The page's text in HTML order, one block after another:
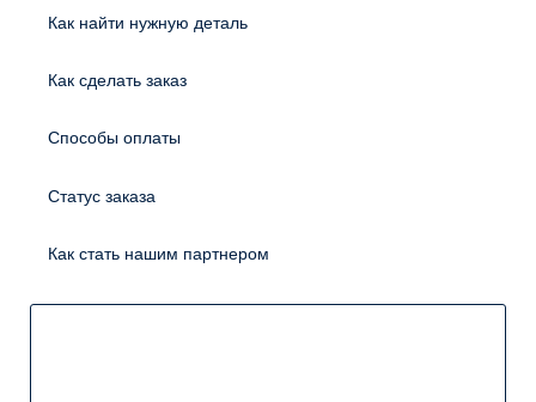
Как найти нужную деталь
Как сделать заказ
Способы оплаты
Статус заказа
Как стать нашим партнером